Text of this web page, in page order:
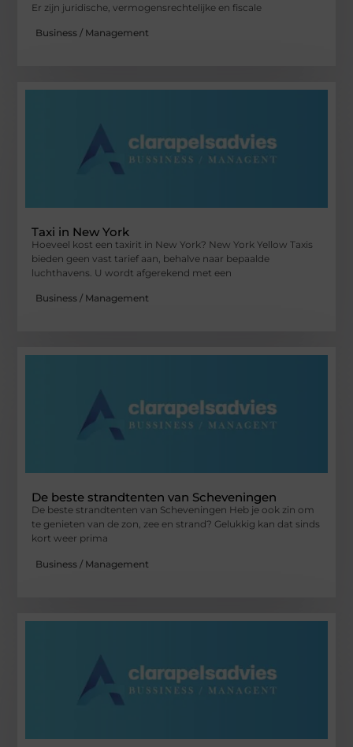
Er zijn juridische, vermogensrechtelijke en fiscale
Business / Management
Taxi in New York
Hoeveel kost een taxirit in New York? New York Yellow Taxis
bieden geen vast tarief aan, behalve naar bepaalde
luchthavens. U wordt afgerekend met een
Business / Management
De beste strandtenten van Scheveningen
De beste strandtenten van Scheveningen Heb je ook zin om
te genieten van de zon, zee en strand? Gelukkig kan dat sinds
kort weer prima
Business / Management